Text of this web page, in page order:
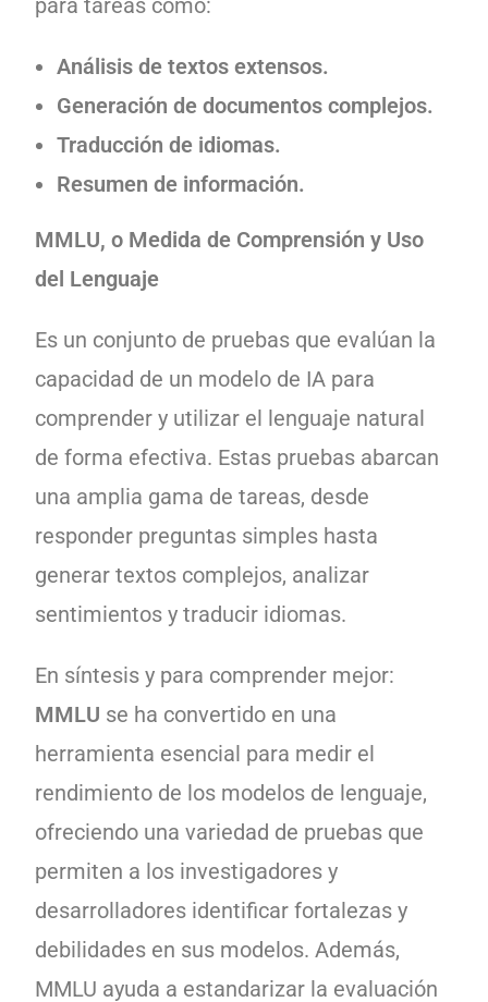
para tareas como:
Análisis de textos extensos.
Generación de documentos complejos.
Traducción de idiomas.
Resumen de información.
MMLU, o Medida de Comprensión y Uso
del Lenguaje
Es un conjunto de pruebas que evalúan la
capacidad de un modelo de IA para
comprender y utilizar el lenguaje natural
de forma efectiva. Estas pruebas abarcan
una amplia gama de tareas, desde
responder preguntas simples hasta
generar textos complejos, analizar
sentimientos y traducir idiomas.
En síntesis y para comprender mejor:
MMLU se ha convertido en una
herramienta esencial para medir el
rendimiento de los modelos de lenguaje,
ofreciendo una variedad de pruebas que
permiten a los investigadores y
desarrolladores identificar fortalezas y
debilidades en sus modelos. Además,
MMLU ayuda a estandarizar la evaluación